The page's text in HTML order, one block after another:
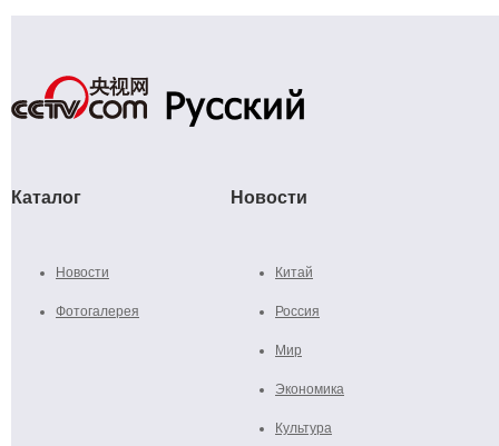
Каталог
Новости
Фотогалерея
Новости
Китай
Россия
Мир
Экономика
Культура